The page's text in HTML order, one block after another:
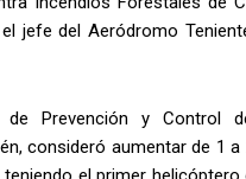
jefe del Aeródromo
de Prevención y Control
consideró aumentar de 1 a